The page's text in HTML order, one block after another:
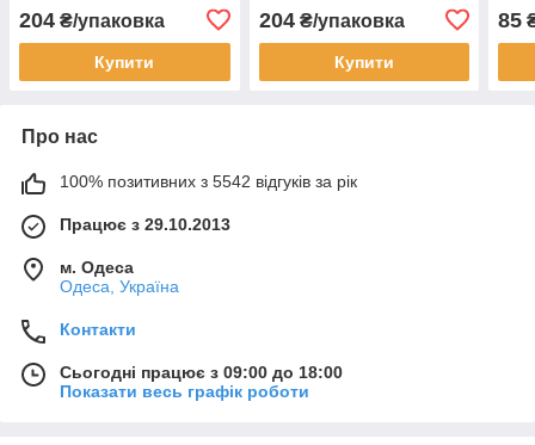
204 ₴/упаковка
Купити
204₴/упаковка
Купити
85
Про нас
100% позитивних з 5542 відгуків за рік
Працює з 29.10.2013
м. Одеса
Одеса, Україна
Контакти
Сьогодні працює з 09:00 до 18:00
Показати весь графік роботи